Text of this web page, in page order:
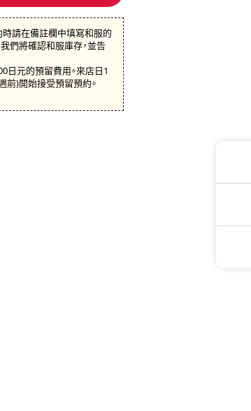
請在備註欄中填寫和服的
們將確認和服庫存，並告
日元的預留費用。來店日1
前)開始接受預留預約。